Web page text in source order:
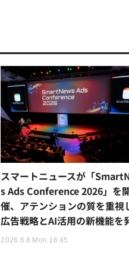
スマートニュースが「
s Ads Conference 2026」を
催、アテンションの質を重視
広告戦略とAI活用の新機能を
2026.6.8 Mon 16:45